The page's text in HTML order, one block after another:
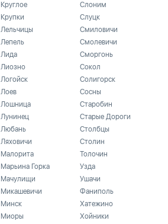
Круглое
Крупки
Лельчицы
Лепель
Лида
Лиозно
Логойск
Лоев
Лошница
Лунинец
Любань
Ляховичи
Малорита
Марьина Горка
Мачулищи
Микашевичи
Минск
Миоры
Слоним
Слуцк
Смиловичи
Смолевичи
Сморгонь
Сокол
Солигорск
Сосны
Старобин
Старые Дороги
Столбцы
Столин
Толочин
Узда
Ушачи
Фаниполь
Хатежино
Хойники